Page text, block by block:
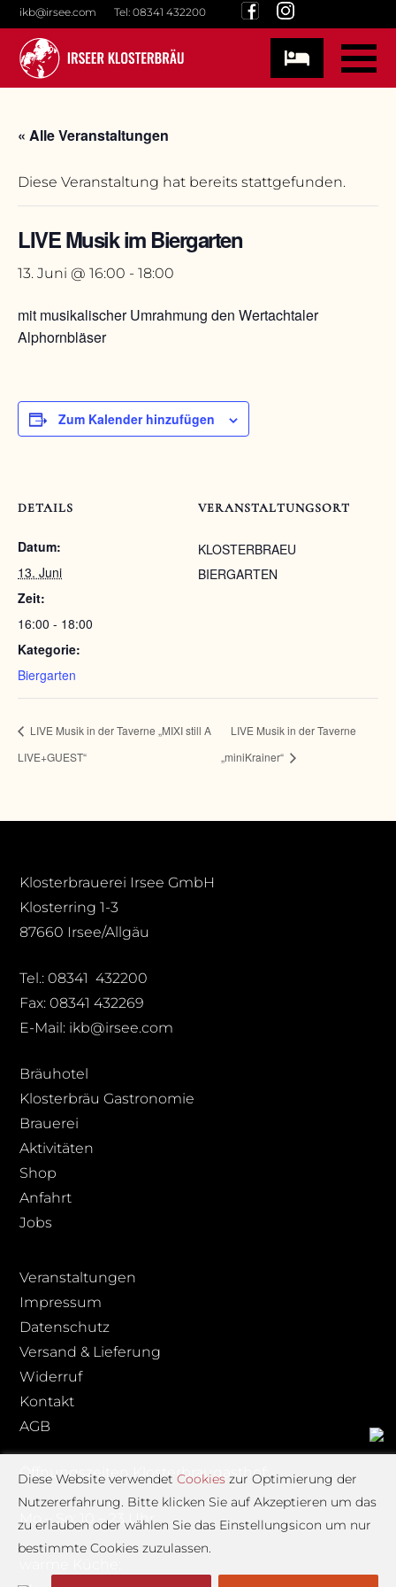
Skip
content
ikb@irsee.com Tel: 08341 432200
« Alle Veranstaltungen
Diese Veranstaltung hat bereits stattgefunden.
LIVE Musik im Biergarten
13. Juni @ 16:00 - 18:00
mit musikalischer Umrahmung den Wertachtaler
Alphornbläser
Zum Kalender hinzufügen
DETAILS
Datum:
13. Juni
Zeit:
16:00 - 18:00
Kategorie:
Biergarten
VERANSTALTUNGSORT
KLOSTERBRAEU
BIERGARTEN
LIVE Musik in der Taverne „MIXI still A
LIVE+GUEST“
LIVE Musik in der Taverne
„miniKrainer“
Klosterbrauerei Irsee GmbH
Klosterring 1-3
87660 Irsee/Allgäu
Tel.: 08341 432200
Fax: 08341 432269
E-Mail: ikb@irsee.com
Bräuhotel
Klosterbräu Gastronomie
Brauerei
Aktivitäten
Shop
Anfahrt
Jobs
Veranstaltungen
Impressum
Datenschutz
Versand & Lieferung
Widerruf
Kontakt
AGB
Öffnungszeiten Klosterbraugasthof:
Mo – So: 10 – 23 Uhr
Diese Website verwendet Cookies zur Optimierung der
Nutzererfahrung. Bitte klicken Sie auf Akzeptieren um das
zu erlauben oder wählen Sie das Einstellungsicon um nur
bestimmte Cookies zuzulassen.